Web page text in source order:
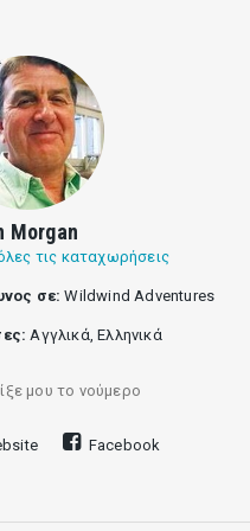
Morgan
τις καταχωρήσεις
σε: Wildwind Adventures
Αγγλικά, Ελληνικά
μου το νούμερο
Facebook